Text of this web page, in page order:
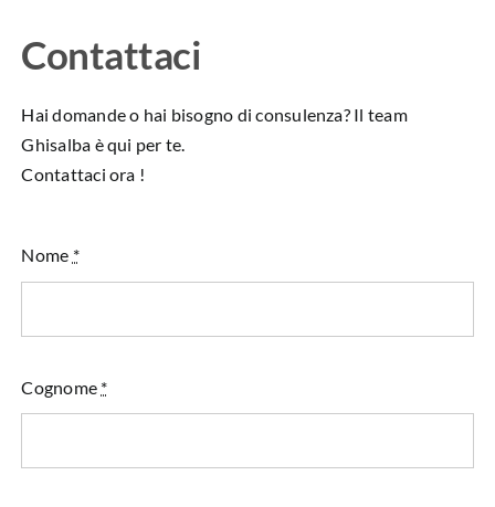
Contattaci
Hai domande o hai bisogno di consulenza? Il team
Ghisalba è qui per te.
Contattaci ora !
Nome *
Cognome *